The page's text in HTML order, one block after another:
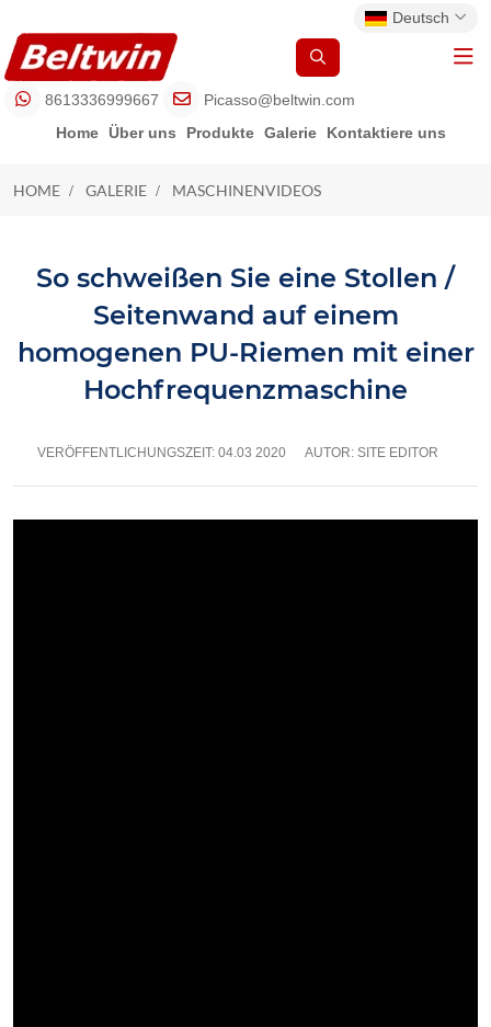
Deutsch
8613336999667
Picasso@beltwin.com
Home Über uns Produkte Galerie Kontaktiere uns
MASCHINENVIDEOS
HOME GALERIE MASCHINENVIDEOS
So schweißen Sie eine Stollen /
Seitenwand auf einem
homogenen PU-Riemen mit einer
Hochfrequenzmaschine
VERÖFFENTLICHUNGSZEIT: 04.03 2020 AUTOR: SITE EDITOR